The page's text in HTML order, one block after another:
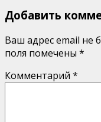
Добавить
Ваш адрес email не
поля помечены *
Комментарий *